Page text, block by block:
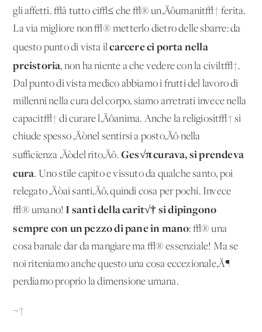
gli affetti. √â tutto ci√≤ che √® un‚Äôumanit√† ferita.
La via migliore non √® metterlo dietro delle sbarre: da
questo punto di vista ilcarcere ci porta nella
preistoria, non ha niente a che vedere con la civilt√†.
Dal punto di vista medico abbiamo i frutti del lavoro di
millenni nella cura del corpo, siamo arretrati invece nella
capacit√† di curare l‚Äôanima. Anche la religiosit√† si
chiude spesso ‚Äònel sentirsi a posto‚Äô nella
sufficienza ‚Äòdel rito‚Äô.Ges√π curava, si prendeva
cura. Uno stile capito e vissuto da qualche santo, poi
relegato ‚Äòai santi‚Äô, quindi cosa per pochi. Invece
√® umano!I santi della carit√† si dipingono
sempre con un pezzo di pane in mano: √® una
cosa banale dar da mangiare ma √® essenziale! Ma se
noi riteniamo anche questo una cosa eccezionale‚Ä¶
perdiamo proprio la dimensione umana.
¬†